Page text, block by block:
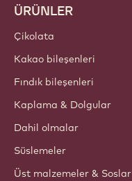
ÜRÜNLER
Çikolata
Kakao bileşenleri
Fındık bileşenleri
Kaplama & Dolgular
Dahil olmalar
Süslemeler
Üst malzemeler & Soslar